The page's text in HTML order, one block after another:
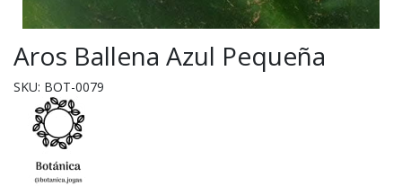
Aros Ballena Azul Pequeña
SKU: BOT-0079